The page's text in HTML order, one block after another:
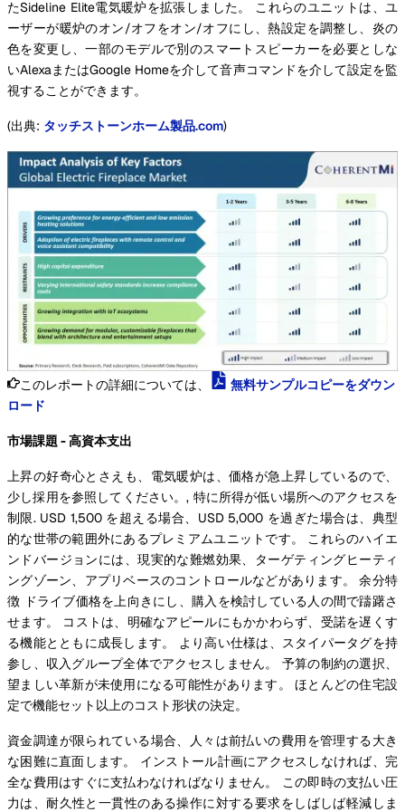
たSideline Elite電気暖炉を拡張しました。 これらのユニットは、ユ
ーザーが暖炉のオン/オフをオン/オフにし、熱設定を調整し、炎の
色を変更し、一部のモデルで別のスマートスピーカーを必要としな
いAlexaまたはGoogle Homeを介して音声コマンドを介して設定を監
視することができます。
(出典: タッチストーンホーム製品.com)
このレポートの詳細については、
無料サンプルコピーをダウン
ロード
市場課題 - 高資本支出
上昇の好奇心とさえも、電気暖炉は、価格が急上昇しているので、
少し採用を参照してください。, 特に所得が低い場所へのアクセスを
制限. USD 1,500 を超える場合、USD 5,000 を過ぎた場合は、典型
的な世帯の範囲外にあるプレミアムユニットです。 これらのハイエ
ンドバージョンには、現実的な難燃効果、ターゲティングヒーティ
ングゾーン、アプリベースのコントロールなどがあります。 余分特
徴 ドライブ価格を上向きにし、購入を検討している人の間で躊躇さ
せます。 コストは、明確なアピールにもかかわらず、受諾を遅くす
る機能とともに成長します。 より高い仕様は、スタイパータグを持
参し、収入グループ全体でアクセスしません。 予算の制約の選択、
望ましい革新が未使用になる可能性があります。 ほとんどの住宅設
定で機能セット以上のコスト形状の決定。
資金調達が限られている場合、人々は前払いの費用を管理する大き
な困難に直面します。 インストール計画にアクセスしなければ、完
全な費用はすぐに支払わなければなりません。 この即時の支払い圧
力は、耐久性と一貫性のある操作に対する要求をしばしば軽減しま